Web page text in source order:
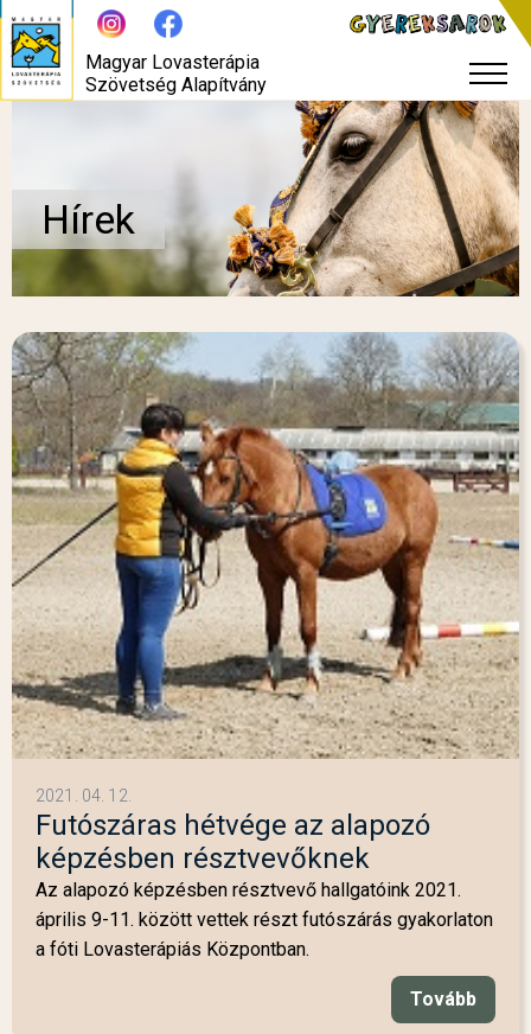
Magyar Lovasterápia
Szövetség Alapítvány
Hírek
2021. 04. 12.
Futószáras hétvége az alapozó
képzésben résztvevőknek
Az alapozó képzésben résztvevő hallgatóink 2021.
április 9-11. között vettek részt futószárás gyakorlaton
a fóti Lovasterápiás Központban.
Tovább